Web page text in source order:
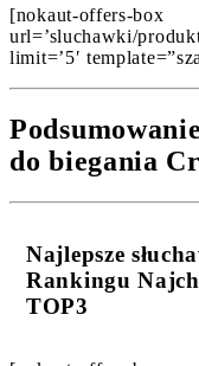
[nokaut-
url=’sluchawki/
limit=’5′
do biegania
Najlepsze
Rankingu
TOP3